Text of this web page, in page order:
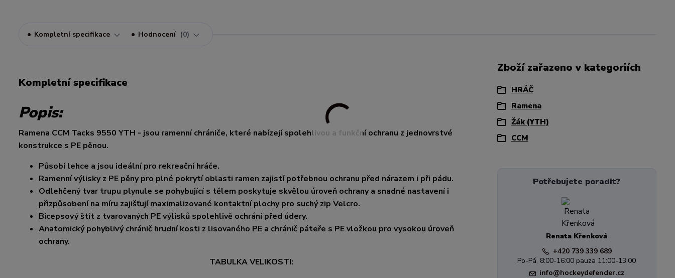
Kompletní specifikace Hodnocení 0
Kompletní specifikace
Popis:
Ramena CCM Tacks 9550 YTH - jsou ramenní chrániče, které nabízejí spolehlivou a funkční ochranu z jednovrstvé
konstrukce s PE pěnou.
Působí lehce a jsou ideální pro rekreační hráče.
Ramenní výlisky z PE pěny pro plné pokrytí oblasti ramen zajistí potřebnou ochranu před nárazem i při pádu.
Odlehčený tvar trupu plynule se pohybující s tělem poskytuje skvělou úroveň ochrany a snadné nastavení i
přizpůsobení na míru zajišťují maximalizované kontaktní plochy pro suchý zip Velcro.
Bicepsový štít z tvarovaných PE výlisků spolehlivě ochrání před údery.
Anatomický pohyblivý chránič hrudní kosti z lisovaného PE a chránič páteře s PE vložkou pro vysokou úroveň
ochrany.
TABULKA VELIKOSTI:
Zboží zařazeno v kategoriích
HRÁČ
Ramena
Žák (YTH)
CCM
Potřebujete poradit?
Renata Křenková
+420 739 339 689
Po-Pá, 8:00-16:00 pauza 11:00-13:00
info@hockeydefender.cz